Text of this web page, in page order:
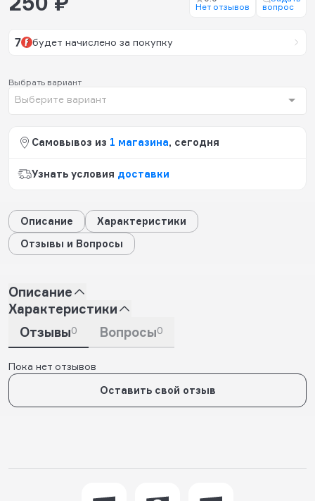
Выбрать вариант
Выберите вариант
Нет отзывов
вопрос
7 будет начислено за покупку
Самовывоз из 1 магазина, сегодня
Узнать условия доставки
Описание
Характеристики
Отзывы и Вопросы
Описание
Характеристики
Отзывы0 Вопросы0
Пока нет отзывов
Оставить свой отзыв